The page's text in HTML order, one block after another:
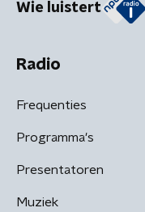
Wie luistert
Radio
Frequenties
Programma's
Presentatoren
Muziek